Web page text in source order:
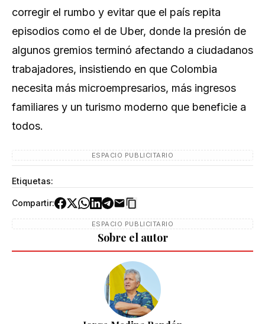
corregir el rumbo y evitar que el país repita
episodios como el de Uber, donde la presión de
algunos gremios terminó afectando a ciudadanos
trabajadores, insistiendo en que Colombia
necesita más microempresarios, más ingresos
familiares y un turismo moderno que beneficie a
todos.
ESPACIO PUBLICITARIO
Etiquetas:
Compartir:
ESPACIO PUBLICITARIO
Sobre el autor